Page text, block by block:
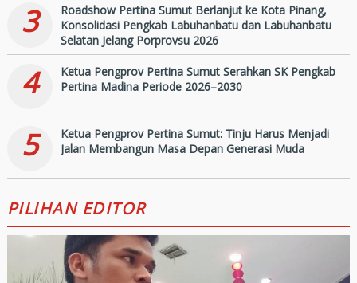
3
Roadshow Pertina Sumut Berlanjut ke Kota Pinang,
Konsolidasi Pengkab Labuhanbatu dan Labuhanbatu
Selatan Jelang Porprovsu 2026
4
Ketua Pengprov Pertina Sumut Serahkan SK Pengkab
Pertina Madina Periode 2026–2030
5
Ketua Pengprov Pertina Sumut: Tinju Harus Menjadi
Jalan Membangun Masa Depan Generasi Muda
PILIHAN EDITOR